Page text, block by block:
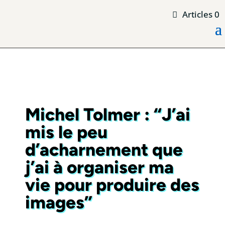
Articles 0
Michel Tolmer : “J’ai
mis le peu
d’acharnement que
j’ai à organiser ma
vie pour produire des
images”